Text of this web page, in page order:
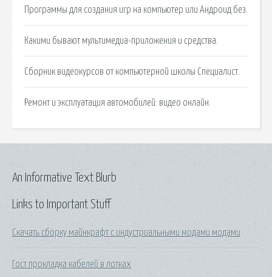
Программы для создания игр на компьютер или Андроид без.
Какими бывают мультимедиа-приложения и средства.
Сборник видеокурсов от компьютерной школы Специалист.
Ремонт и эксплуатация автомобилей: видео онлайн.
Links to Important Stuff
Скачать сборку майнкрафт с индустриальными модами модами
Гост прокладка кабелей в лотках
An Informative Text Blurb